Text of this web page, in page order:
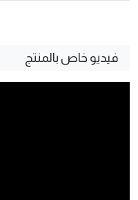
فيديو خاص بالمنتج